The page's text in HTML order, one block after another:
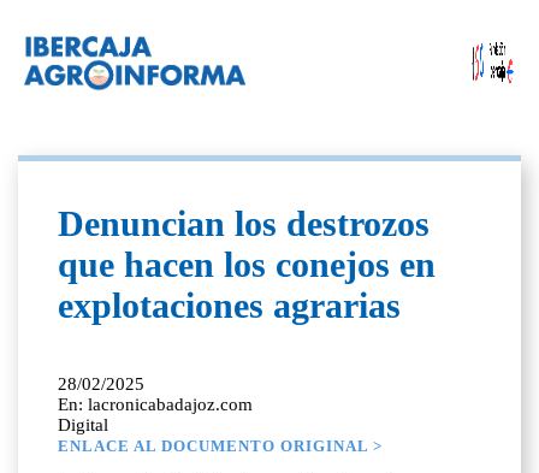
Denuncian los destrozos
que hacen los conejos en
explotaciones agrarias
28/02/2025
En: lacronicabadajoz.com
Digital
ENLACE AL DOCUMENTO ORIGINAL >